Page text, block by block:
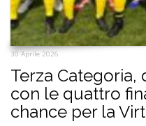
30 Aprile 2026
Terza
con le quattro
chance per la